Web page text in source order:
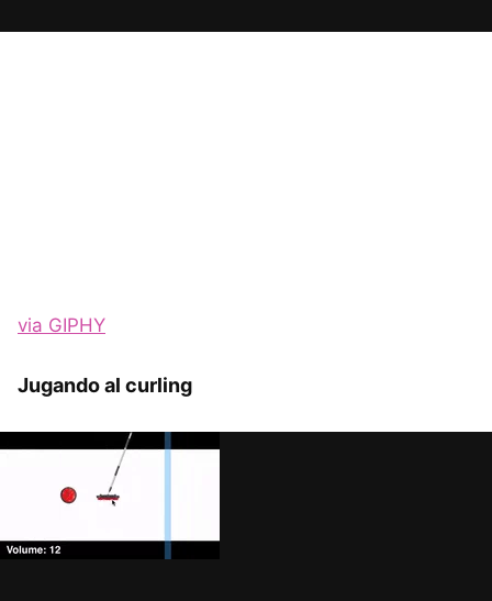
via GIPHY
Jugando al curling